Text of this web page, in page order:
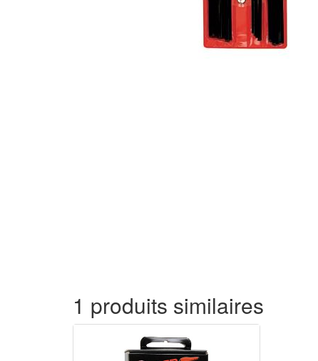
1 produits similaires